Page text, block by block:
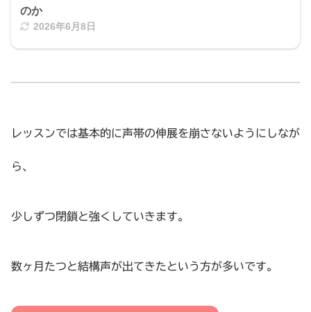
のか
2026年6月8日
レッスンでは基本的に声帯の伸展を崩さないようにしなが
ら、
少しずつ閉鎖と強くしていきます。
数ヶ月たつと結構声が出てきたという方が多いです。